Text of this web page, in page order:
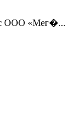
ООО «Мег�...